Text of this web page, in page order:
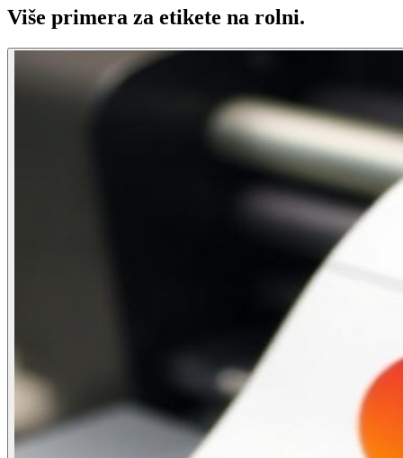
Više primera za etikete na rolni.